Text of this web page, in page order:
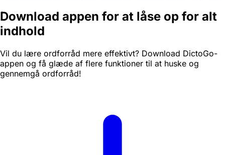
Download appen for at låse op for alt
indhold
Vil du lære ordforråd mere effektivt? Download DictoGo-
appen og få glæde af flere funktioner til at huske og
gennemgå ordforråd!